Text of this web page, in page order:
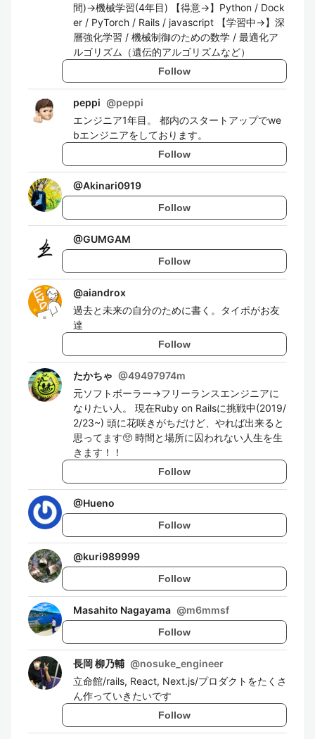
間)→機械学習(4年目) 【得意→】Python / Dock
er / PyTorch / Rails / javascript 【学習中→】深
層強化学習 / 機械制御のための数学 / 最適化ア
ルゴリズム（遺伝的アルゴリズムなど）
Follow
peppi @peppi
エンジニア1年目。 都内のスタートアップでwe
bエンジニアをしております。
Follow
@Akinari0919
Follow
@GUMGAM
Follow
@aiandrox
過去と未来の自分のために書く。タイポがお友
達
Follow
たかちゃ @49497974m
元ソフトボーラー→フリーランスエンジニアに
なりたい人。 現在Ruby on Railsに挑戦中(2019/
2/23~) 頭に花咲きがちだけど、やれば出来ると
思ってます🥺 時間と場所に囚われない人生を生
きます！！
Follow
@Hueno
Follow
@kuri989999
Follow
Masahito Nagayama @m6mmsf
Follow
長岡 柳乃輔 @nosuke_engineer
立命館/rails, React, Next.js/プロダクトをたくさ
ん作っていきたいです
Follow